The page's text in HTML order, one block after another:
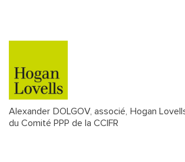
Alexander DOLGOV, associé, Hogan
du Comité PPP de la CCIFR